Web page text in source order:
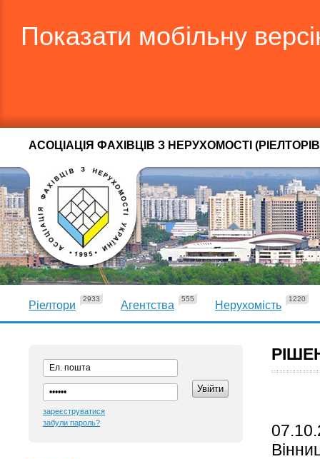
Показати мобільну
АСОЦІАЦІЯ ФАХІВЦІВ З НЕРУХОМОСТІ
Ріелтори
2933
Агентства
555
Нерухомість
1220
зареєструватися
забули пароль?